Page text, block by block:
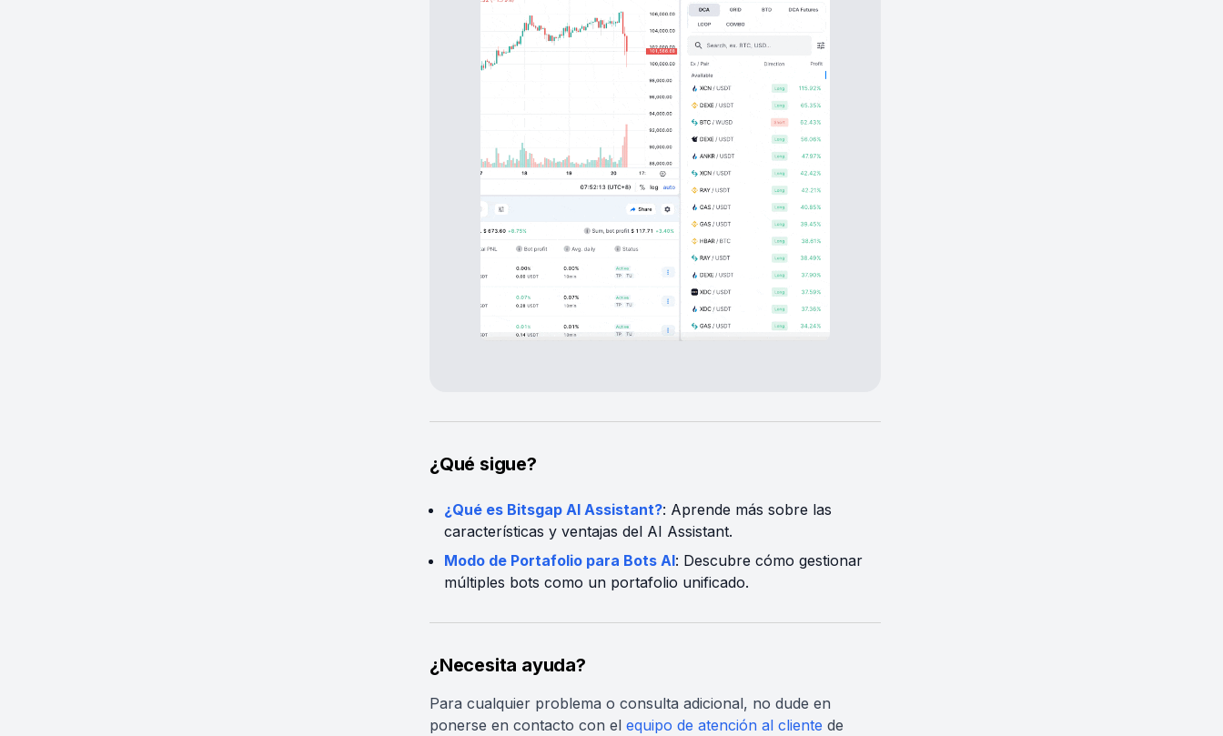
¿Qué sigue?
¿Qué es Bitsgap AI Assistant?: Aprende más sobre las
características y ventajas del AI Assistant.
Modo de Portafolio para Bots AI: Descubre cómo gestionar
múltiples bots como un portafolio unificado.
¿Necesita ayuda?
Para cualquier problema o consulta adicional, no dude en
ponerse en contacto con el equipo de atención al cliente de